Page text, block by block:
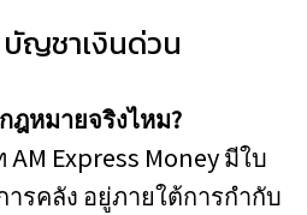
ญชาเงินด่วน
ฎหมายจริงไหม?
Express Money มีใบ
รคลัง อยู่ภายใต้การกำกับ